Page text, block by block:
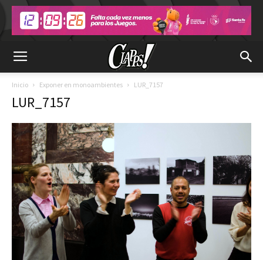
Inicio Exponer en monoambientes LUR_7157
LUR_7157